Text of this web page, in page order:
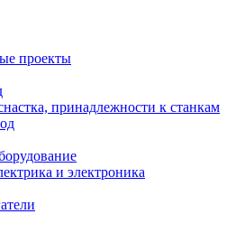
проекты
принадлежности к станкам
и электроника